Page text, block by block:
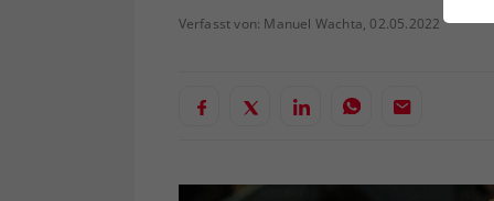
Verfasst von: Manuel Wachta, 02.05.2022